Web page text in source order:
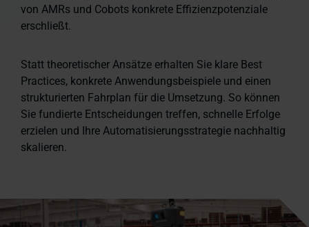
von AMRs und Cobots konkrete Effizienzpotenziale
erschließt.
Statt theoretischer Ansätze erhalten Sie klare Best
Practices, konkrete Anwendungsbeispiele und einen
strukturierten Fahrplan für die Umsetzung. So können
Sie fundierte Entscheidungen treffen, schnelle Erfolge
erzielen und Ihre Automatisierungsstrategie nachhaltig
skalieren.